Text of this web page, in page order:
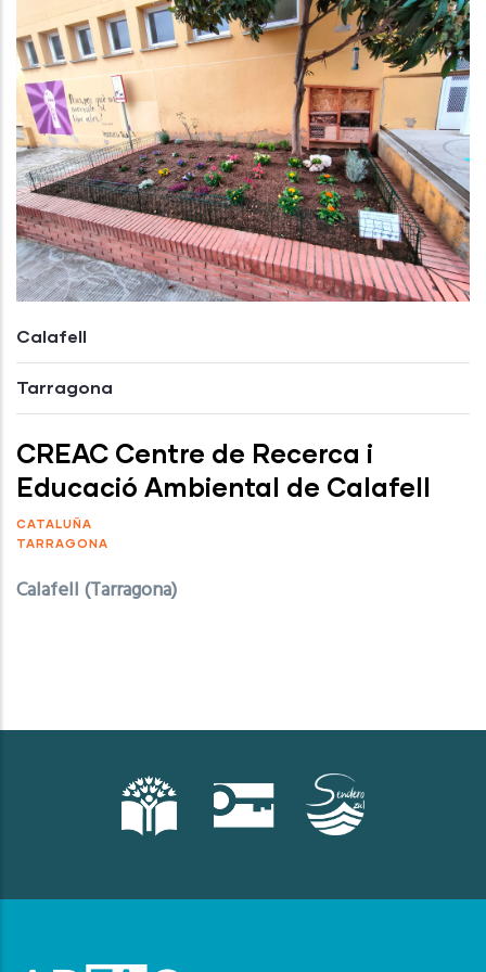
Calafell
Tarragona
CREAC Centre de Recerca i
Educació Ambiental de Calafell
CATALUÑA
TARRAGONA
Calafell (Tarragona)